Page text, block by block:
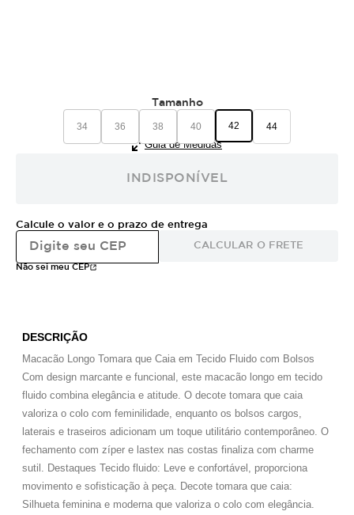
Tamanho
34 36 38 40 42 44
Guia de Medidas
INDISPONÍVEL
Calcule o valor e o prazo de entrega
CALCULAR O FRETE
Não sei meu CEP
DESCRIÇÃO
Macacão Longo Tomara que Caia em Tecido Fluido com Bolsos
Com design marcante e funcional, este macacão longo em tecido
fluido combina elegância e atitude. O decote tomara que caia
valoriza o colo com feminilidade, enquanto os bolsos cargos,
laterais e traseiros adicionam um toque utilitário contemporâneo. O
fechamento com zíper e lastex nas costas finaliza com charme
sutil. Destaques Tecido fluido: Leve e confortável, proporciona
movimento e sofisticação à peça. Decote tomara que caia:
Silhueta feminina e moderna que valoriza o colo com elegância.